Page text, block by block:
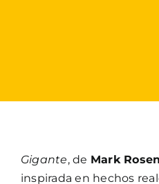
Gigante, de Mark
inspirada en hechos